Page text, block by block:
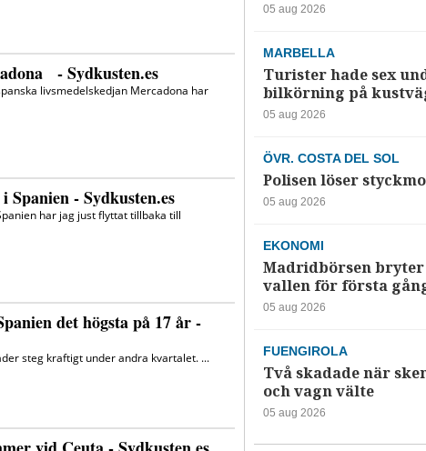
05 aug 2026
MARBELLA
Turister hade sex
bilkörning på
05 aug 2026
ÖVR. COSTA DEL SOL
Polisen löser
05 aug 2026
EKONOMI
Madridbörsen bryter
vallen för första
05 aug 2026
FUENGIROLA
Två skadade när
och vagn välte
05 aug 2026